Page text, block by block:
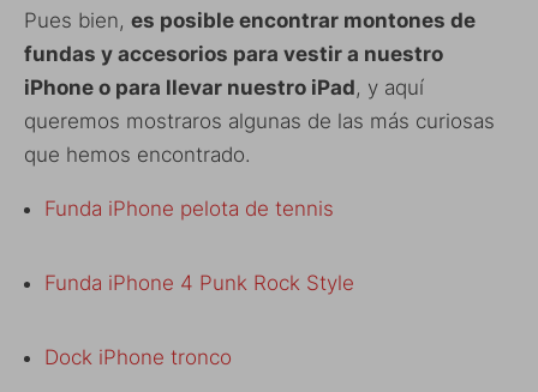
Pues bien, es posible encontrar montones de
fundas y accesorios para vestir a nuestro
iPhone o para llevar nuestro iPad, y aquí
queremos mostraros algunas de las más curiosas
que hemos encontrado.
Funda iPhone pelota de tennis
Funda iPhone 4 Punk Rock Style
Dock iPhone tronco